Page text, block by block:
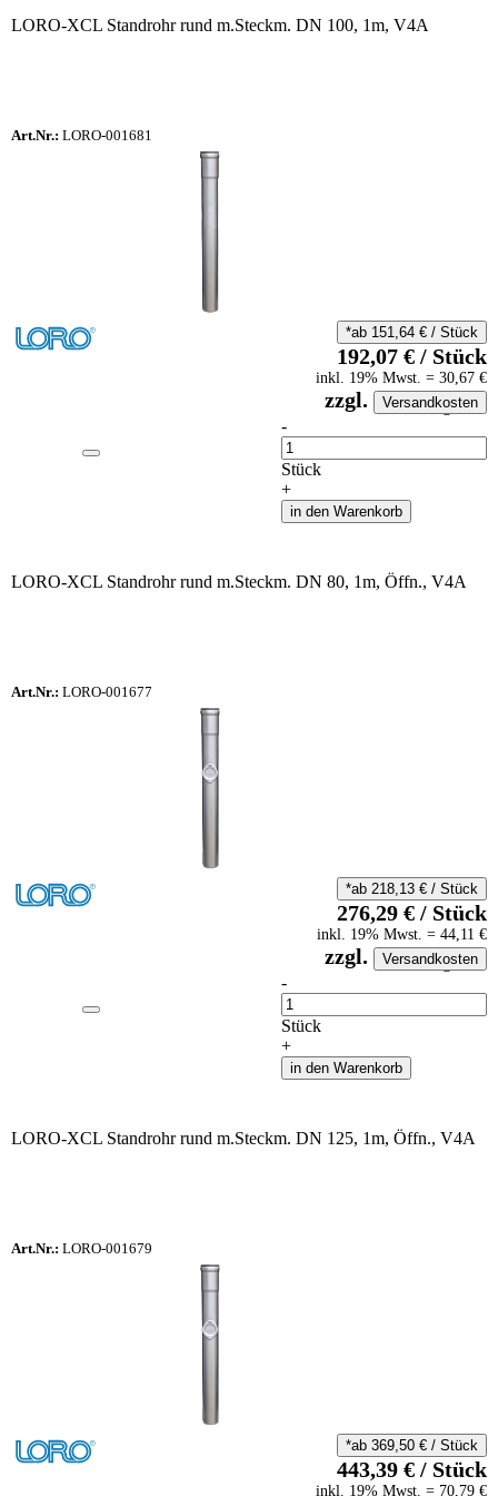
LORO-XCL Standrohr rund m.Steckm. DN 100, 1m, V4A
Art.Nr.: LORO-001681
auf Anfrageliste
-
Anzahl
Stück
+
in den Warenkorb
*ab 151,64 €/ Stück
192,07 €/ Stück
inkl. 19% Mwst. = 30,67 €
zzgl. Versandkosten
LORO-XCL Standrohr rund m.Steckm. DN 80, 1m, Öffn., V4A
Art.Nr.: LORO-001677
auf Anfrageliste
-
Anzahl
Stück
+
in den Warenkorb
*ab 218,13 €/ Stück
276,29 €/ Stück
inkl. 19% Mwst. = 44,11 €
zzgl. Versandkosten
LORO-XCL Standrohr rund m.Steckm. DN 125, 1m, Öffn., V4A
Art.Nr.: LORO-001679
*ab 369,50 €/ Stück
443,39 €/ Stück
inkl. 19% Mwst. = 70,79 €